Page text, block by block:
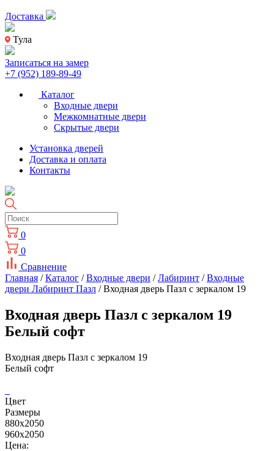
Доставка
Тула
Записаться на замер
+7 (952) 189-89-49
Каталог
Входные двери
Межкомнатные двери
Скрытые двери
Установка дверей
Доставка и оплата
Контакты
0
0
Сравнение
Главная /Каталог /Входные двери /Лабиринт /Входные
двери Лабиринт Пазл / Входная дверь Пазл с зеркалом 19
Входная дверь Пазл с зеркалом 19
Белый софт
Входная дверь Пазл с зеркалом 19
Белый софт
Цвет
Размеры
880х2050
960х2050
Цена: